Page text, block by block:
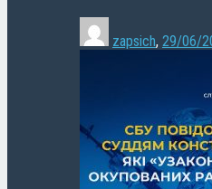
zapsich, 29/06/